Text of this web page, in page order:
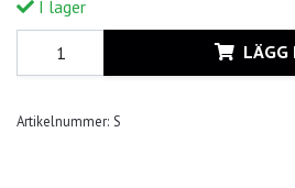
I lager
LÄGG
Artikelnummer: S